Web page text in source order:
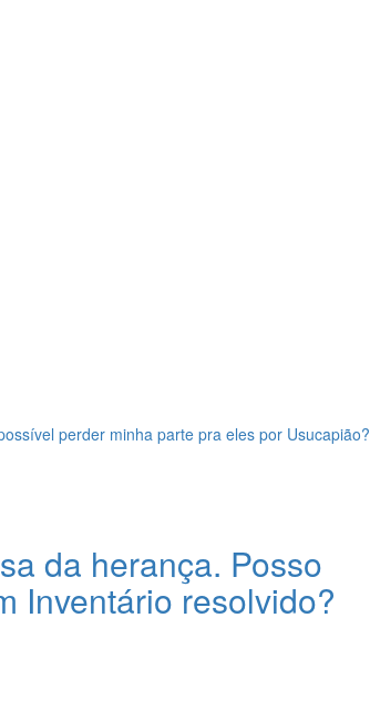
perder minha parte pra eles por Usucapião?
da herança. Posso
Inventário resolvido?